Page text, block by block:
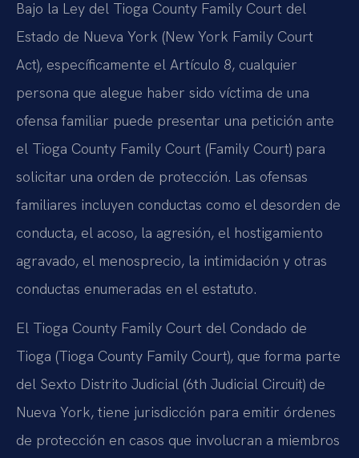
Bajo la Ley del Tioga County Family Court del
Estado de Nueva York (New York Family Court
Act), específicamente el Artículo 8, cualquier
persona que alegue haber sido víctima de una
ofensa familiar puede presentar una petición ante
el Tioga County Family Court (Family Court) para
solicitar una orden de protección. Las ofensas
familiares incluyen conductas como el desorden de
conducta, el acoso, la agresión, el hostigamiento
agravado, el menosprecio, la intimidación y otras
conductas enumeradas en el estatuto.
El Tioga County Family Court del Condado de
Tioga (Tioga County Family Court), que forma parte
del Sexto Distrito Judicial (6th Judicial Circuit) de
Nueva York, tiene jurisdicción para emitir órdenes
de protección en casos que involucran a miembros